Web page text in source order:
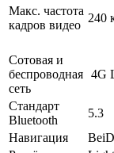
Макс. частота
кадров видео
240
Сотовая и
беспроводная
сеть
4G
Стандарт
Bluetooth
5.3
Навигация